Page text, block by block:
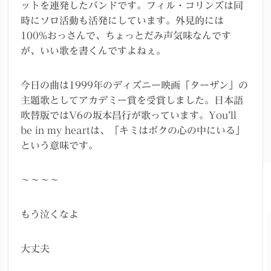
ットを連発したバンドです。フィル・コリンズは同
時にソロ活動も活発にしています。外見的には
100%おっさんで、ちょっとだみ声気味なんです
が、いい歌を書くんですよねぇ。
今日の曲は1999年のディズニー映画「ターザン」の
主題歌としてアカデミー賞を受賞しました。日本語
吹替版ではV6の坂本昌行が歌っています。You’ll
be in my heartは、「キミはボクの心の中にいる」
という意味です。
～～～～
もう泣くなよ
大丈夫